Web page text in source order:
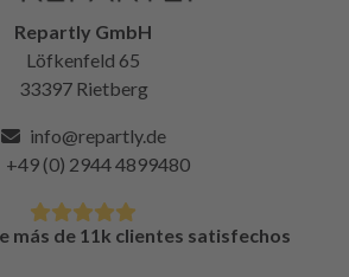
Repartly GmbH
Löfkenfeld 65
33397 Rietberg
info@repartly.de
+49 (0) 2944 4899480
más de 11k clientes satisfechos